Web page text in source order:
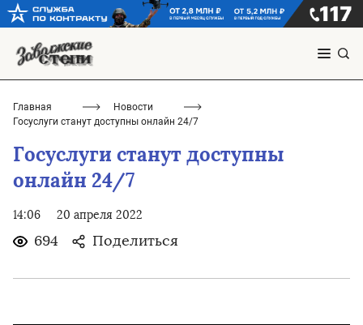
Главная
Новости
Госуслуги станут доступны онлайн 24/7
Госуслуги станут доступны
онлайн 24/7
14:06 20 апреля 2022
694 Поделиться